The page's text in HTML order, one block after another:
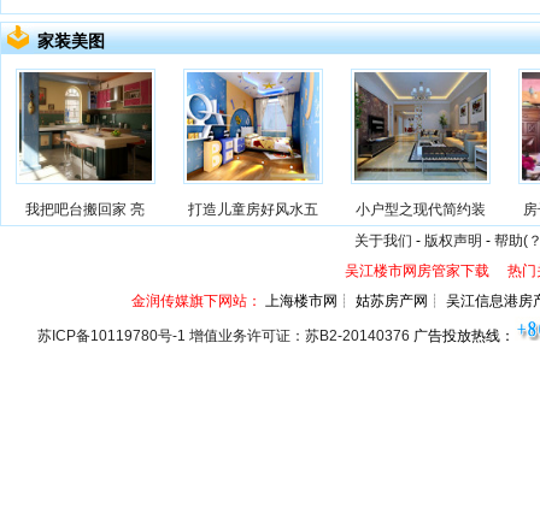
家装美图
我把吧台搬回家 亮 打造儿童房好风水五 小户型之现代简约装
关于我们 - 版权声明 - 帮助(
吴江楼市网房管家下载
热门
金润传媒旗下网站： 上海楼市网┊ 姑苏房产网┊ 吴江信息港
苏ICP备10119780号-1 增值业务许可证：苏B2-20140376 广告投放热线：